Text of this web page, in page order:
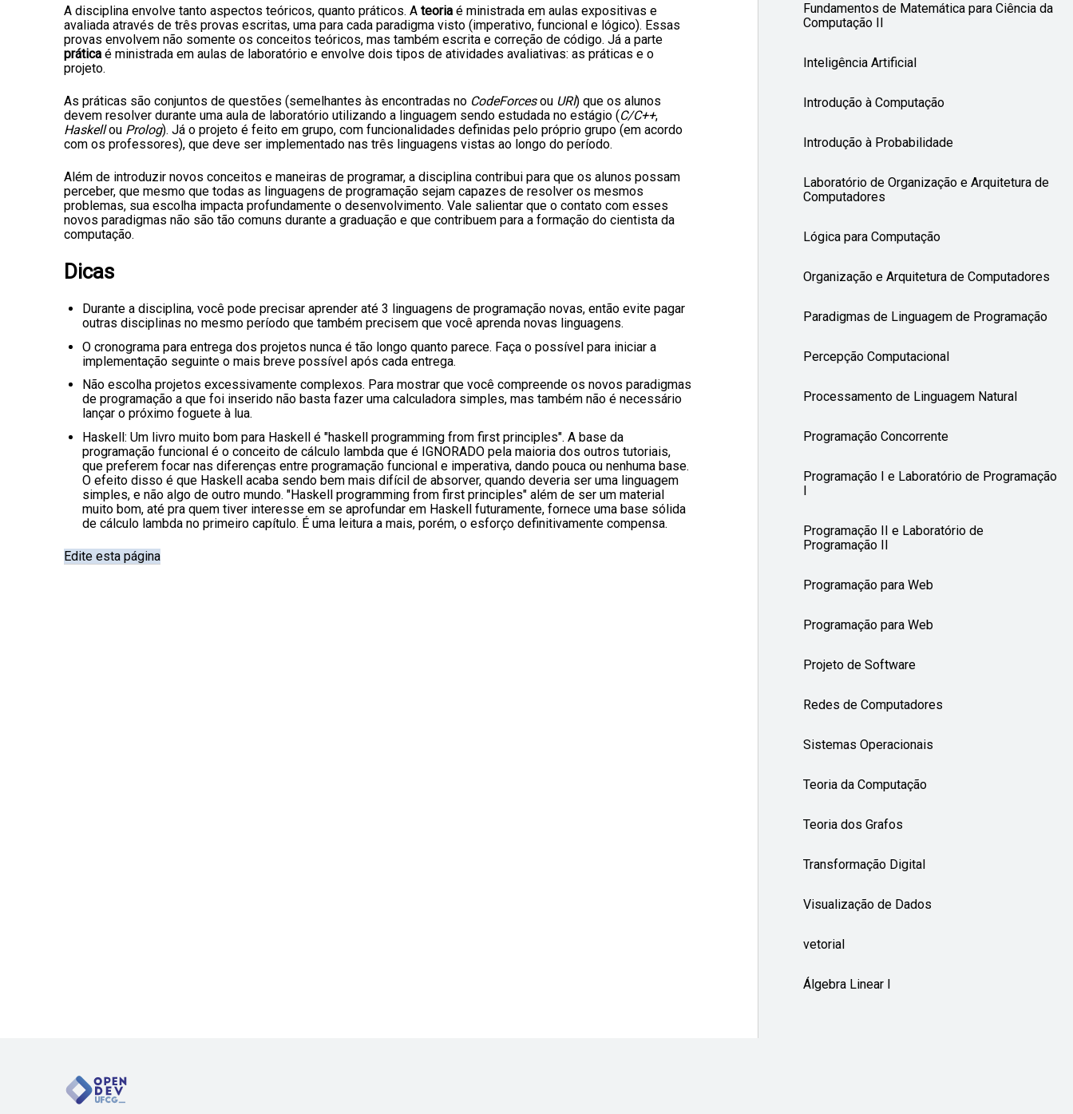
Fundamentos de Matemática para Ciência da
Computação II
Inteligência Artificial
Introdução à Computação
Introdução à Probabilidade
Laboratório de Organização e Arquitetura de
Computadores
Lógica para Computação
Organização e Arquitetura de Computadores
Paradigmas de Linguagem de Programação
Percepção Computacional
Processamento de Linguagem Natural
Programação Concorrente
Programação I e Laboratório de Programação
Programação II e Laboratório de
Programação II
Programação para Web
Programação para Web
Projeto de Software
Redes de Computadores
Sistemas Operacionais
Teoria da Computação
Teoria dos Grafos
Transformação Digital
Visualização de Dados
vetorial
Álgebra Linear I
A disciplina envolve tanto aspectos teóricos, quanto práticos. A teoria é ministrada em aulas expositivas e
avaliada através de três provas escritas, uma para cada paradigma visto (imperativo, funcional e lógico). Essas
provas envolvem não somente os conceitos teóricos, mas também escrita e correção de código. Já a parte
prática é ministrada em aulas de laboratório e envolve dois tipos de atividades avaliativas: as práticas e o
projeto.
As práticas são conjuntos de questões (semelhantes às encontradas no CodeForcesou URI) que os alunos
devem resolver durante uma aula de laboratório utilizando a linguagem sendo estudada no estágio (C/C++,
Haskellou Prolog). Já o projeto é feito em grupo, com funcionalidades definidas pelo próprio grupo (em acordo
com os professores), que deve ser implementado nas três linguagens vistas ao longo do período.
Além de introduzir novos conceitos e maneiras de programar, a disciplina contribui para que os alunos possam
perceber, que mesmo que todas as linguagens de programação sejam capazes de resolver os mesmos
problemas, sua escolha impacta profundamente o desenvolvimento. Vale salientar que o contato com esses
novos paradigmas não são tão comuns durante a graduação e que contribuem para a formação do cientista da
computação.
Dicas
Durante a disciplina, você pode precisar aprender até 3 linguagens de programação novas, então evite pagar
outras disciplinas no mesmo período que também precisem que você aprenda novas linguagens.
O cronograma para entrega dos projetos nunca é tão longo quanto parece. Faça o possível para iniciar a
implementação seguinte o mais breve possível após cada entrega.
Não escolha projetos excessivamente complexos. Para mostrar que você compreende os novos paradigmas
de programação a que foi inserido não basta fazer uma calculadora simples, mas também não é necessário
lançar o próximo foguete à lua.
Haskell: Um livro muito bom para Haskell é "haskell programming from first principles". A base da
programação funcional é o conceito de cálculo lambda que é IGNORADO pela maioria dos outros tutoriais,
que preferem focar nas diferenças entre programação funcional e imperativa, dando pouca ou nenhuma base.
O efeito disso é que Haskell acaba sendo bem mais difícil de absorver, quando deveria ser uma linguagem
simples, e não algo de outro mundo. "Haskell programming from first principles" além de ser um material
muito bom, até pra quem tiver interesse em se aprofundar em Haskell futuramente, fornece uma base sólida
de cálculo lambda no primeiro capítulo. É uma leitura a mais, porém, o esforço definitivamente compensa.
Edite esta página